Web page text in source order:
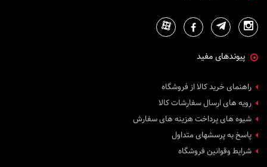
پیوندهای مفید
راهنمای خرید کالا از فروشگاه
رویه های ارسال سفارشات کالا
شیوه های پرداخت هزینه های سفارش
پاسخ به پرسشهای متداول
شرایط وقوانین فروشگاه